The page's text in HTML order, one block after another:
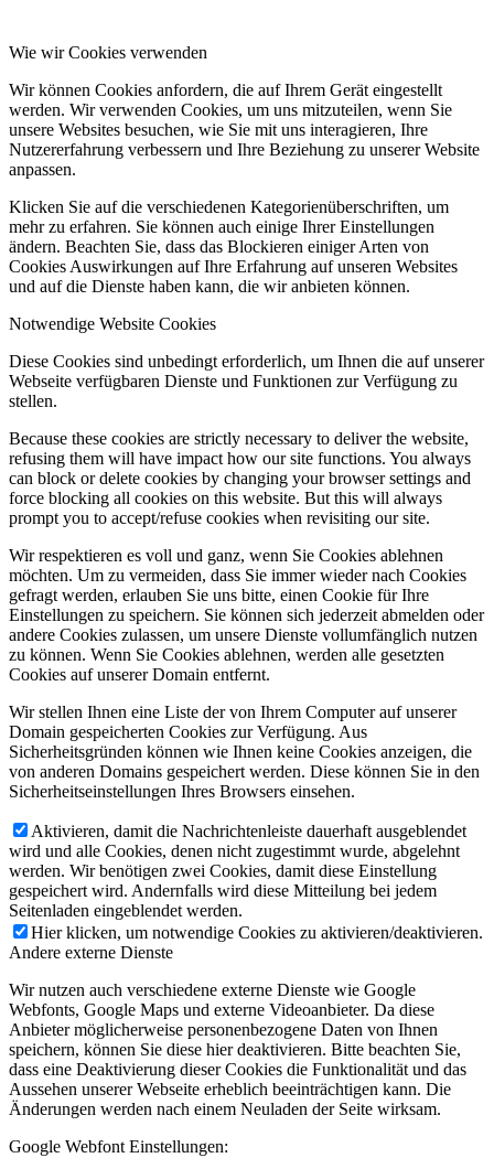
Wie wir Cookies verwenden
Wir können Cookies anfordern, die auf Ihrem Gerät eingestellt
werden. Wir verwenden Cookies, um uns mitzuteilen, wenn Sie
unsere Websites besuchen, wie Sie mit uns interagieren, Ihre
Nutzererfahrung verbessern und Ihre Beziehung zu unserer Website
anpassen.
Klicken Sie auf die verschiedenen Kategorienüberschriften, um
mehr zu erfahren. Sie können auch einige Ihrer Einstellungen
ändern. Beachten Sie, dass das Blockieren einiger Arten von
Cookies Auswirkungen auf Ihre Erfahrung auf unseren Websites
und auf die Dienste haben kann, die wir anbieten können.
Notwendige Website Cookies
Diese Cookies sind unbedingt erforderlich, um Ihnen die auf unserer
Webseite verfügbaren Dienste und Funktionen zur Verfügung zu
stellen.
Because these cookies are strictly necessary to deliver the website,
refusing them will have impact how our site functions. You always
can block or delete cookies by changing your browser settings and
force blocking all cookies on this website. But this will always
prompt you to accept/refuse cookies when revisiting our site.
Wir respektieren es voll und ganz, wenn Sie Cookies ablehnen
möchten. Um zu vermeiden, dass Sie immer wieder nach Cookies
gefragt werden, erlauben Sie uns bitte, einen Cookie für Ihre
Einstellungen zu speichern. Sie können sich jederzeit abmelden oder
andere Cookies zulassen, um unsere Dienste vollumfänglich nutzen
zu können. Wenn Sie Cookies ablehnen, werden alle gesetzten
Cookies auf unserer Domain entfernt.
Wir stellen Ihnen eine Liste der von Ihrem Computer auf unserer
Domain gespeicherten Cookies zur Verfügung. Aus
Sicherheitsgründen können wie Ihnen keine Cookies anzeigen, die
von anderen Domains gespeichert werden. Diese können Sie in den
Sicherheitseinstellungen Ihres Browsers einsehen.
Aktivieren, damit die Nachrichtenleiste dauerhaft ausgeblendet
wird und alle Cookies, denen nicht zugestimmt wurde, abgelehnt
werden. Wir benötigen zwei Cookies, damit diese Einstellung
gespeichert wird. Andernfalls wird diese Mitteilung bei jedem
Seitenladen eingeblendet werden.
Hier klicken, um notwendige Cookies zu aktivieren/deaktivieren.
Andere externe Dienste
Wir nutzen auch verschiedene externe Dienste wie Google
Webfonts, Google Maps und externe Videoanbieter. Da diese
Anbieter möglicherweise personenbezogene Daten von Ihnen
speichern, können Sie diese hier deaktivieren. Bitte beachten Sie,
dass eine Deaktivierung dieser Cookies die Funktionalität und das
Aussehen unserer Webseite erheblich beeinträchtigen kann. Die
Änderungen werden nach einem Neuladen der Seite wirksam.
Google Webfont Einstellungen: